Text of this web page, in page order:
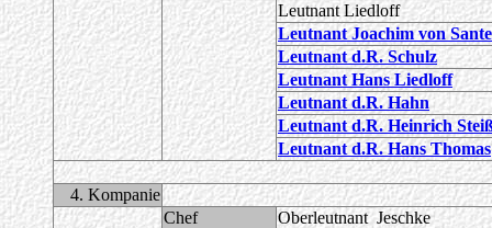
Leutnant Liedloff
Leutnant Joachim von
Leutnant d.R. Schulz
Leutnant Hans Liedloff
Leutnant d.R. Hahn
Leutnant d.R. Heinrich
Leutnant d.R. Hans Thomas
4. Kompanie
Chef
Oberleutnant Jeschke